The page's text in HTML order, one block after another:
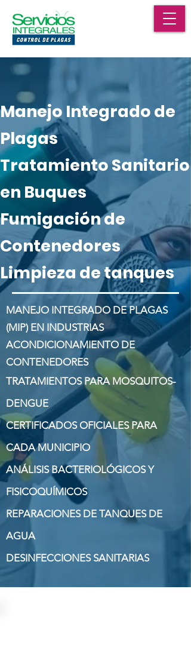
Manejo Integrado de
Plagas
Tratamiento Sanitario
en Buques
Fumigación de
Contenedores
Limpieza de tanques
MANEJO INTEGRADO DE PLAGAS
(MIP) EN INDUSTRIAS
ACONDICIONAMIENTO DE
CONTENEDORES
TRATAMIENTOS PARA MOSQUITOS-
DENGUE
CERTIFICADOS OFICIALES PARA
CADA MUNICIPIO
ANÁLISIS BACTERIOLÓGICOS Y
FISICOQUÍMICOS
REPARACIONES DE TANQUES DE
AGUA
DESINFECCIONES SANITARIAS